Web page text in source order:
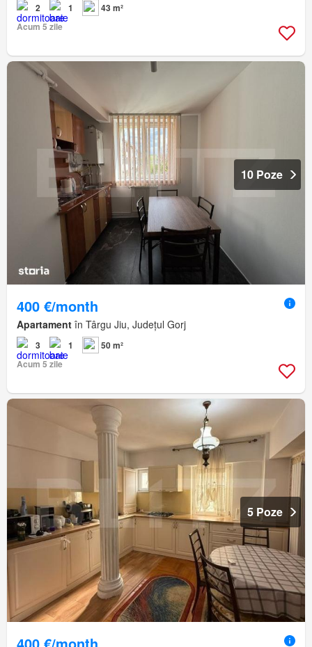
2 1
43 m²
Acum 5 zile
10 Poze
400 €/month
Apartament în Târgu Jiu, Județul Gorj
3 1
50 m²
Acum 5 zile
5 Poze